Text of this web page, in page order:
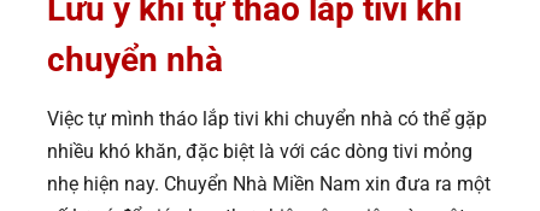
Lưu ý khi tự tháo lắp tivi khi
chuyển nhà
Việc tự mình tháo lắp tivi khi chuyển nhà có thể gặp
nhiều khó khăn, đặc biệt là với các dòng tivi mỏng
nhẹ hiện nay. Chuyển Nhà Miền Nam xin đưa ra một